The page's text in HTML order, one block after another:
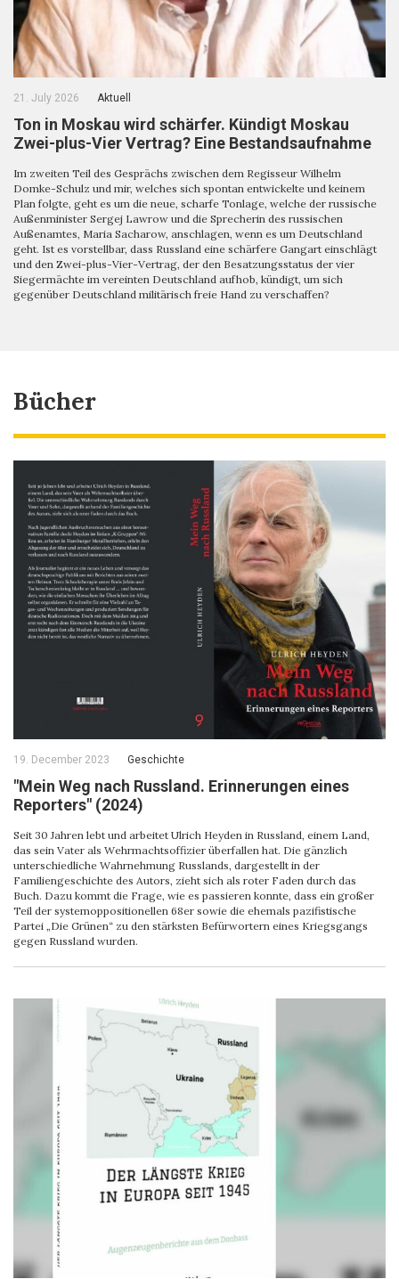
21. July 2026 Aktuell
Ton in Moskau wird schärfer. Kündigt Moskau
Zwei-plus-Vier Vertrag? Eine Bestandsaufnahme
Im zweiten Teil des Gesprächs zwischen dem Regisseur Wilhelm
Domke-Schulz und mir, welches sich spontan entwickelte und keinem
Plan folgte, geht es um die neue, scharfe Tonlage, welche der russische
Außenminister Sergej Lawrow und die Sprecherin des russischen
Außenamtes, Maria Sacharow, anschlagen, wenn es um Deutschland
geht. Ist es vorstellbar, dass Russland eine schärfere Gangart einschlägt
und den Zwei-plus-Vier-Vertrag, der den Besatzungsstatus der vier
Siegermächte im vereinten Deutschland aufhob, kündigt, um sich
gegenüber Deutschland militärisch freie Hand zu verschaffen?
Bücher
19. December 2023 Geschichte
"Mein Weg nach Russland. Erinnerungen eines
Reporters" (2024)
Seit 30 Jahren lebt und arbeitet Ulrich Heyden in Russland, einem Land,
das sein Vater als Wehrmachtsoffizier überfallen hat. Die gänzlich
unterschiedliche Wahrnehmung Russlands, dargestellt in der
Familiengeschichte des Autors, zieht sich als roter Faden durch das
Buch. Dazu kommt die Frage, wie es passieren konnte, dass ein großer
Teil der systemoppositionellen 68er sowie die ehemals pazifistische
Partei „Die Grünen“ zu den stärksten Befürwortern eines Kriegsgangs
gegen Russland wurden.